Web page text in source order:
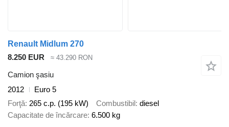
Renault Midlum 270
8.250 EUR
≈ 43.290 RON
Camion şasiu
2012
Euro 5
Forţă 265 c.p. (195 kW) Combustibil diesel
Capacitate de încărcare 6.500 kg